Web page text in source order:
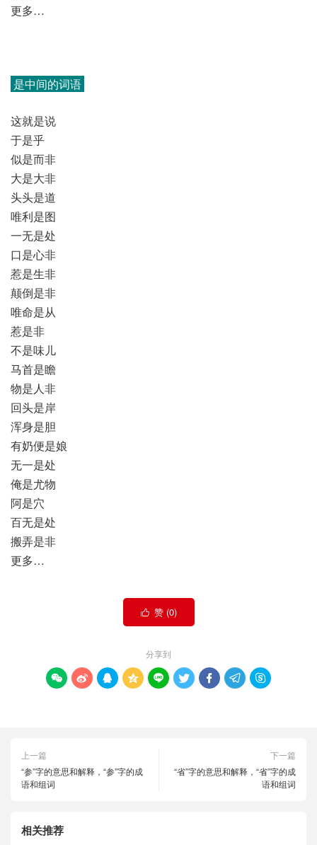
更多…
是中间的词语
这就是说
于是乎
似是而非
大是大非
头头是道
唯利是图
一无是处
口是心非
惹是生非
颠倒是非
唯命是从
惹是非
不是味儿
马首是瞻
物是人非
回头是岸
浑身是胆
有奶便是娘
无一是处
俺是尤物
阿是穴
百无是处
搬弄是非
更多…
 赞 (0)
分享到
        
上一篇
“参”字的意思和解释，“参”字的成
语和组词
下一篇
“省”字的意思和解释，“省”字的成
语和组词
相关推荐